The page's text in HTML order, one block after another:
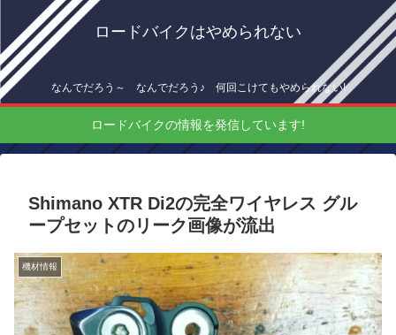
ロードバイクはやめられない
なんでだろう～ なんでだろう♪ 何回こけてもやめられない!
ロードバイクの情報を発信しています!
Shimano XTR Di2の完全ワイヤレス グル
ープセットのリーク画像が流出
機材情報